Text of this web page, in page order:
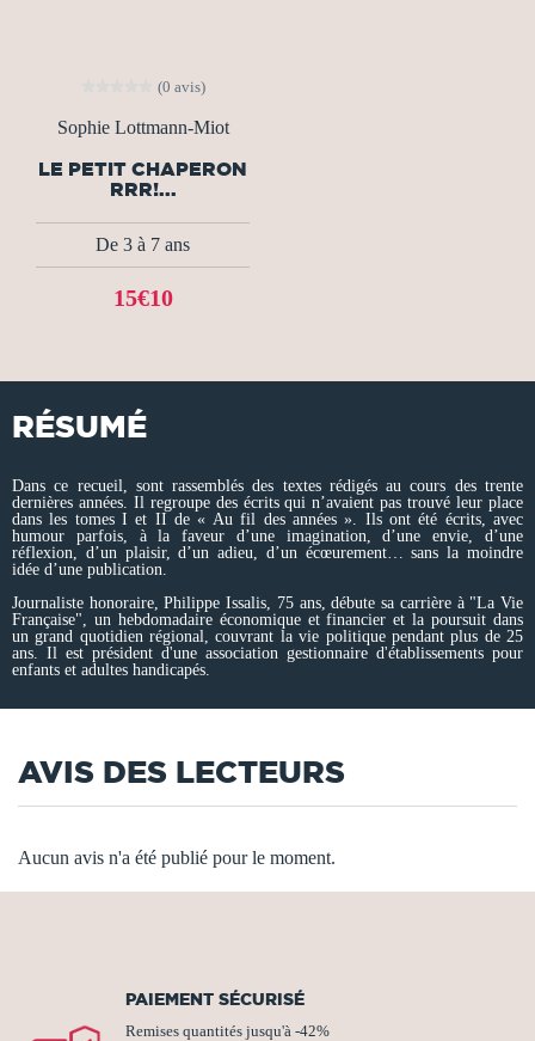
(0 avis)
Sophie Lottmann-Miot
LE PETIT CHAPERON
RRR!...
De 3 à 7 ans
15€10
RÉSUMÉ
Dans ce recueil, sont rassemblés des textes rédigés au cours des trente
dernières années. Il regroupe des écrits qui n’avaient pas trouvé leur place
dans les tomes I et II de « Au fil des années ». Ils ont été écrits, avec
humour parfois, à la faveur d’une imagination, d’une envie, d’une
réflexion, d’un plaisir, d’un adieu, d’un écœurement… sans la moindre
idée d’une publication.
Journaliste honoraire, Philippe Issalis, 75 ans, débute sa carrière à "La Vie
Française", un hebdomadaire économique et financier et la poursuit dans
un grand quotidien régional, couvrant la vie politique pendant plus de 25
ans. Il est président d'une association gestionnaire d'établissements pour
enfants et adultes handicapés.
AVIS DES LECTEURS
Aucun avis n'a été publié pour le moment.
PAIEMENT SÉCURISÉ
Remises quantités jusqu'à -42%